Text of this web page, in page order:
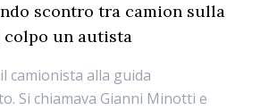
scontro tra camion sulla
colpo un autista
camionista alla guida
Si chiamava Gianni Minotti e